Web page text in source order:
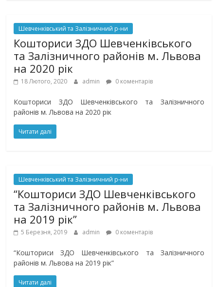
Шевченківський та Залізничний р-ни
Кошториси ЗДО Шевченківського
та Залізничного районів м. Львова
на 2020 рік
18 Лютого, 2020 admin 0 коментарів
Кошториси ЗДО Шевченківського та Залізничного
районів м. Львова на 2020 рік
Читати далі
Шевченківський та Залізничний р-ни
“Кошториси ЗДО Шевченківського
та Залізничного районів м. Львова
на 2019 рік”
5 Березня, 2019 admin 0 коментарів
“Кошториси ЗДО Шевченківського та Залізничного
районів м. Львова на 2019 рік”
Читати далі